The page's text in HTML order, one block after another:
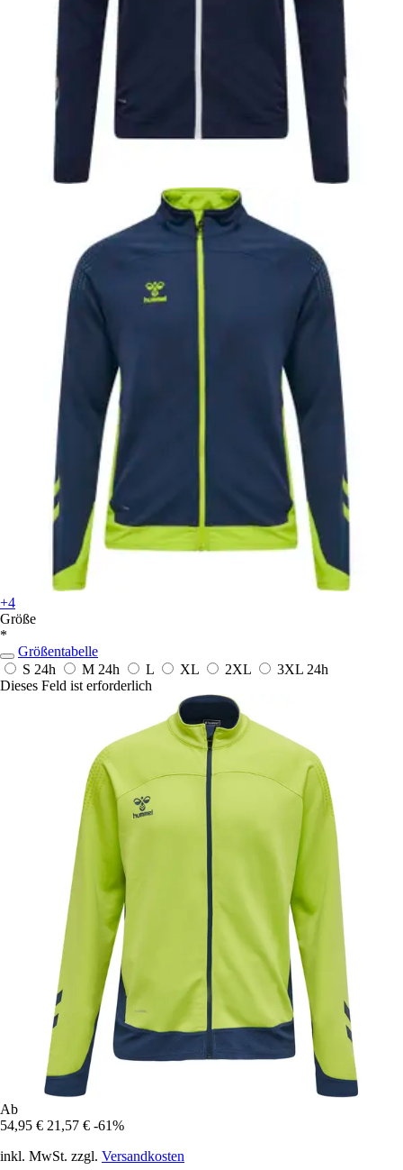
+4
Größe
*
Größentabelle
S 24h M 24h L XL 2XL 3XL 24h
Dieses Feld ist erforderlich
Ab
54,95 € 21,57 € -61%
inkl. MwSt. zzgl. Versandkosten